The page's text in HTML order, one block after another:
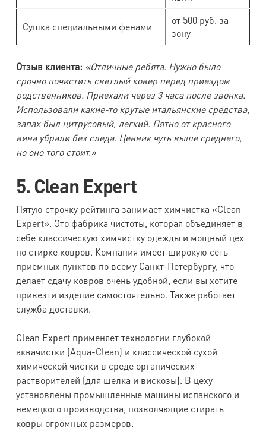
Сушка специальными фенами
от 500 руб. за
зону
Отзыв клиента: «Отличные ребята. Нужно было
срочно почистить светлый ковер перед приездом
родственников. Приехали через 3 часа после звонка.
Использовали какие-то крутые итальянские средства,
запах был цитрусовый, легкий. Пятно от красного
вина убрали без следа. Ценник чуть выше среднего,
но оно того стоит.»
5. Clean Expert
Пятую строчку рейтинга занимает химчистка «Clean
Expert». Это фабрика чистоты, которая объединяет в
себе классическую химчистку одежды и мощный цех
по стирке ковров. Компания имеет широкую сеть
приемных пунктов по всему Санкт-Петербургу, что
делает сдачу ковров очень удобной, если вы хотите
привезти изделие самостоятельно. Также работает
служба доставки.
Clean Expert применяет технологии глубокой
аквачистки (Aqua-Clean) и классической сухой
химической чистки в среде органических
растворителей (для шелка и вискозы). В цеху
установлены промышленные машины испанского и
немецкого производства, позволяющие стирать
ковры огромных размеров.